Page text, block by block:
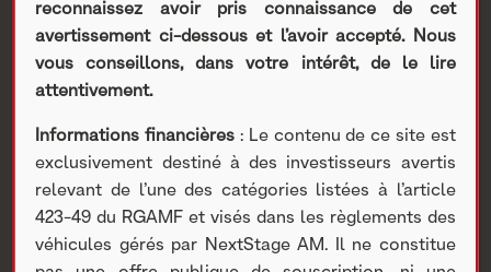
Rétrospective 2021 : la
bataille des fonds
propres
Nextstage AM>Actualités Nextstage AM > Publications
Actus > Rétrospective 2021 : la bataille des fonds propres
reconnaissez avoir pris connaissance de cet
avertissement ci-dessous et l’avoir accepté. Nous
vous conseillons, dans votre intérêt, de le lire
attentivement.
Informations financières : Le contenu de ce site est
exclusivement destiné à des investisseurs avertis
relevant de l’une des catégories listées à l’article
423-49 du RGAMF et visés dans les règlements des
véhicules gérés par NextStage AM. Il ne constitue